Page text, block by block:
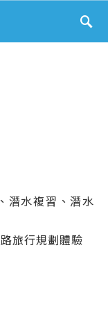
潛水複習、潛水
旅行規劃體驗